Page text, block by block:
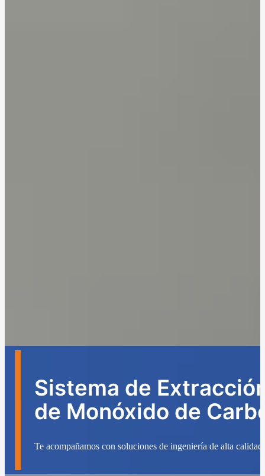
Sistema de
de Monóxido de
Te acompañamos con soluciones de ingeniería de alta calidad